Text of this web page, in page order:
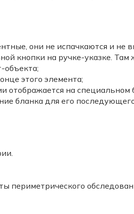
они не испачкаются и не
кнопки на ручке-указке.
объекта;
этого элемента;
отображается на
бланка для его
периметрического